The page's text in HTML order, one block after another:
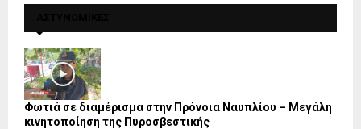
Φωτιά σε διαμέρισμα στην Πρόνοια Ναυπλίου – Μεγάλη
κινητοποίηση της Πυροσβεστικής